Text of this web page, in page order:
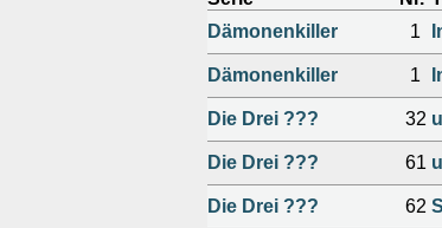
Dämonenkiller
1
Dämonenkiller 1
Die Drei ??? 32
Die Drei ??? 61
Die Drei ??? 62